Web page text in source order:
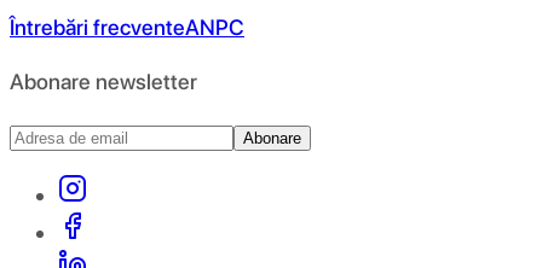
Întrebări frecventeANPC
Abonare newsletter
Abonare